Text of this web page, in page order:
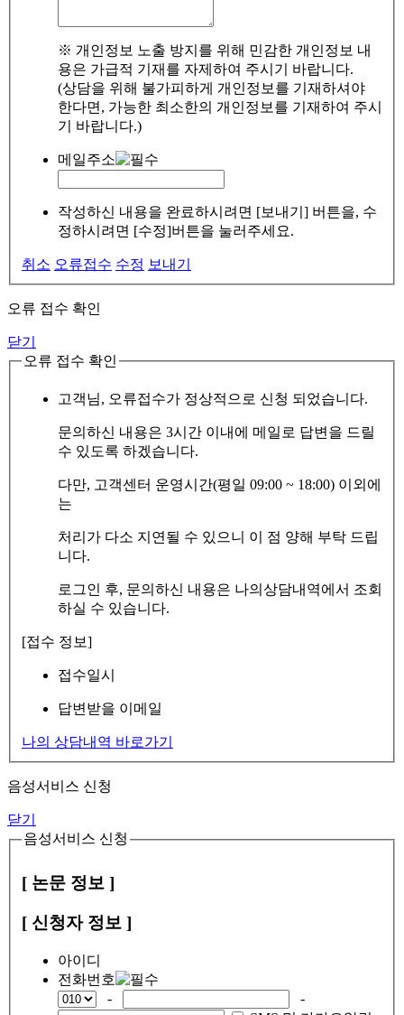
※ 개인정보 노출 방지를 위해 민감한 개인정보 내
용은 가급적 기재를 자제하여 주시기 바랍니다.
(상담을 위해 불가피하게 개인정보를 기재하셔야
한다면, 가능한 최소한의 개인정보를 기재하여 주시
기 바랍니다.)
메일주소
작성하신 내용을 완료하시려면 [보내기] 버튼을, 수
정하시려면 [수정]버튼을 눌러주세요.
취소 오류접수 수정 보내기
오류 접수 확인
닫기
오류 접수 확인
고객님, 오류접수가 정상적으로 신청 되었습니다.
문의하신 내용은 3시간 이내에 메일로 답변을 드릴
수 있도록 하겠습니다.
다만, 고객센터 운영시간(평일 09:00 ~ 18:00) 이외에
는
처리가 다소 지연될 수 있으니 이 점 양해 부탁 드립
니다.
로그인 후, 문의하신 내용은 나의상담내역에서 조회
하실 수 있습니다.
[접수 정보]
접수일시
답변받을 이메일
나의 상담내역 바로가기
음성서비스 신청
닫기
음성서비스 신청
[ 논문 정보 ]
[ 신청자 정보 ]
아이디
전화번호
-
-